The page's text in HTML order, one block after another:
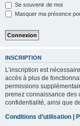
Se souvenir de moi
Masquer ma présence
INSCRIPTION
L’inscription est
accès à plus de
permissions
prenez connaissance des
confidentialité, ainsi que
Conditions d’utilisation |